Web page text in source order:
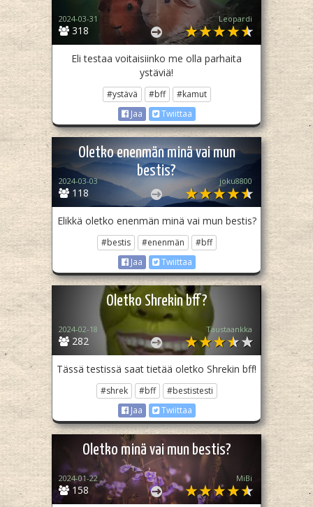
318
2024-03-31 Leopardi
Eli testaa voitaisiinko me olla parhaita
ystäviä!
#ystävä #bff
#kamut
Jaa
Twiittaa
Oletko enenmän minä vai mun
bestis?
118
2024-03-03 joku8800
Elikkä oletko enenmän minä vai mun bestis?
#bestis #enenmän
#bff
Jaa
Twiittaa
Oletko Shrekin bff?
282
2024-02-18 Taustaankka
Tässä testissä saat tietää oletko Shrekin bff!
#shrek #bff
#bestistesti
Jaa
Twiittaa
Oletko minä vai mun bestis?
158
2024-01-22 MiBi